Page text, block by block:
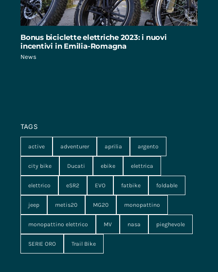
Bonus biciclette elettriche 2023: i nuovi
incentivi in Emilia-Romagna
News
TAGS
active adventurer aprilia argento
city bike Ducati ebike elettrica
elettrico eSR2 EVO fatbike foldable
jeep metis20 MG20 monopattino
monopattino elettrico MV nasa pieghevole
SERIE ORO Trail Bike